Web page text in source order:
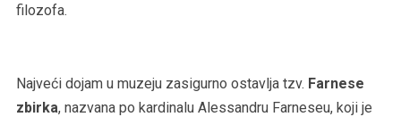
filozofa.
Najveći dojam u muzeju zasigurno ostavlja tzv. Farnese
zbirka, nazvana po kardinalu Alessandru Farneseu, koji je